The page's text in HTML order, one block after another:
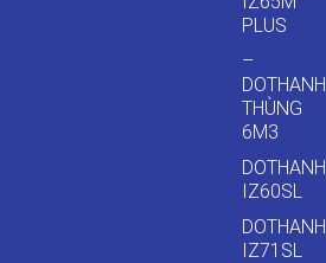
PLUS
–
DOTHANH
THÙNG
6M3
DOTHANH
IZ60SL
DOTHANH
IZ71SL